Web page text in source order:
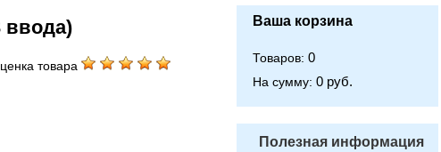
ввода)
товара
Ваша корзина
Товаров: 0
На сумму: 0 руб.
Полезная информация